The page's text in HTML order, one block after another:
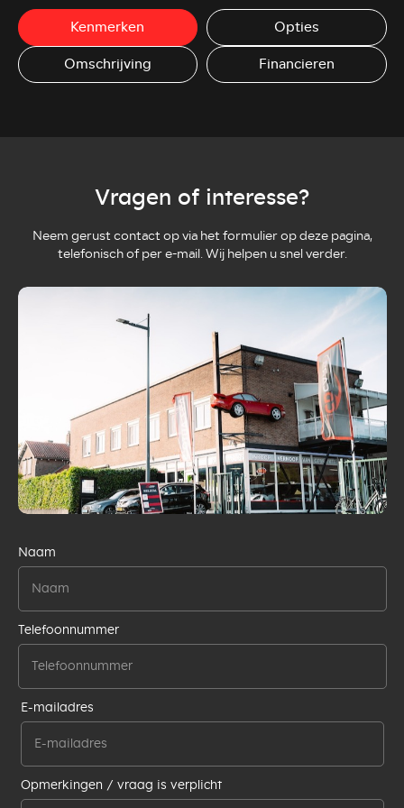
Kenmerken
Opties
Omschrijving
Financieren
Vragen of interesse?
Neem gerust contact op via het formulier op deze pagina,
telefonisch of per e-mail. Wij helpen u snel verder.
Naam
Telefoonnummer
E-mailadres
Opmerkingen / vraag is verplicht